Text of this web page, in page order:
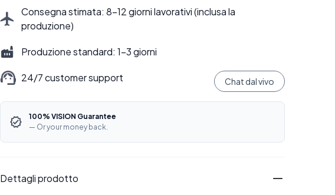
Consegna stimata: 8–12 giorni lavorativi (inclusa la
produzione)
Produzione standard: 1–3 giorni
24/7 customer support Chat dal vivo
100% VISION Guarantee
— Or your money back.
Dettagli prodotto